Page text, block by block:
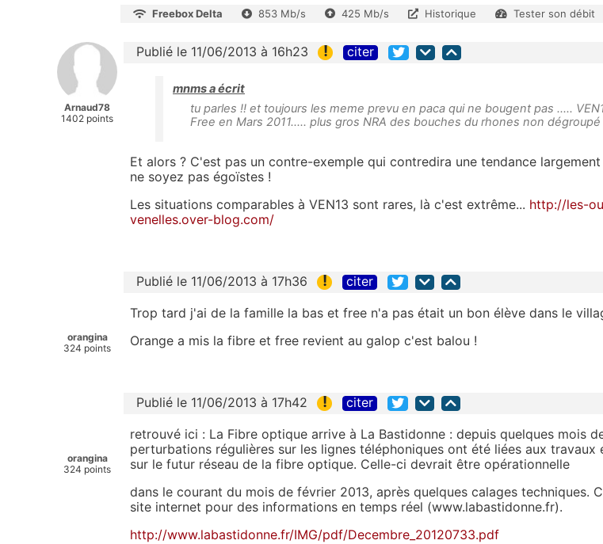
Freebox Delta 853 Mb/s 425 Mb/s Historique Tester son débit
Arnaud78
1402 points
Publié le 11/06/2013 à 16h23 ! citer
mnms a écrit
tu parles !! et toujours les meme prevu en paca qui ne bougent pas .....
Free en Mars 2011..... plus gros NRA des bouches du rhones non dégroupé
Et alors ? C'est pas un contre-exemple qui contredira une tendance
ne soyez pas égoïstes !
Les situations comparables à VEN13 sont rares, là c'est extrême... http://les-
venelles.over-blog.com/
orangina
324 points
Publié le 11/06/2013 à 17h36 ! citer
Trop tard j'ai de la famille la bas et free n'a pas était un bon élève dans le
Orange a mis la fibre et free revient au galop c'est balou !
orangina
324 points
Publié le 11/06/2013 à 17h42 ! citer
retrouvé ici : La Fibre optique arrive à La Bastidonne : depuis quelques mois
perturbations régulières sur les lignes téléphoniques ont été liées aux travaux
sur le futur réseau de la fibre optique. Celle-ci devrait être opérationnelle
dans le courant du mois de février 2013, après quelques calages techniques.
site internet pour des informations en temps réel (www.labastidonne.fr).
http://www.labastidonne.fr/IMG/pdf/Decembre_20120733.pdf